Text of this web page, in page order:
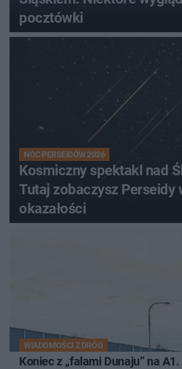
pocztówki
NOC PERSEIDÓW 2026
Kosmiczny spektakl nad
Tutaj zobaczysz Perseidy
okazałości
WIADOMOŚCI Z DRÓG
Koniec z „falami Dunaju” na A1.